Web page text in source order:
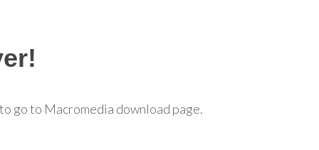
go to Macromedia download page.